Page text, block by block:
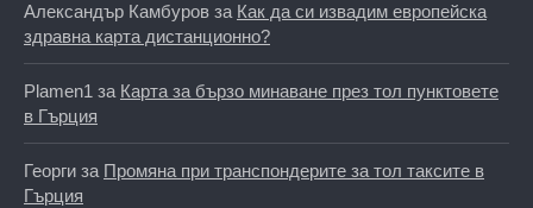
Александър Камбуров за Как да си извадим европейска
здравна карта дистанционно?
Plamen1 за Карта за бързо минаване през тол пунктовете
в Гърция
Георги за Промяна при транспондерите за тол таксите в
Гърция